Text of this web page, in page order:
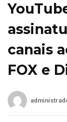
canais
FOX e